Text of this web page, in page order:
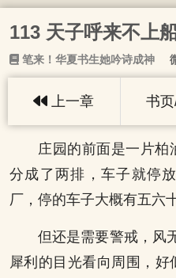
113 天子呼来不上
笔来！华夏书生她吟诗成神
上一章 书
庄园的前面是一片柏
分成了两排，车子就停
厂，停的车子大概有五六
但还是需要警戒，风
犀利的目光看向周围，好